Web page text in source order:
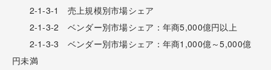
2-1-3-1 売上規模別市場シェア
2-1-3-2 ベンダー別市場シェア：年商5,000億円以上
2-1-3-3 ベンダー別市場シェア：年商1,000億～5,000億
円未満